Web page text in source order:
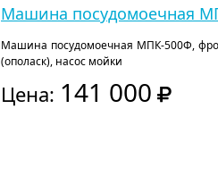
Машина посудомоечная
Машина посудомоечная МПК-500Ф,
(ополаск), насос мойки
Цена: 141 000